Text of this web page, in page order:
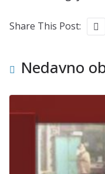
Share This Post:
Nedavno